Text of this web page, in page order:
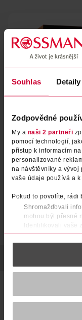
Souhlas Detaily
Zodpovědné
My a naši 2 partneři
pomocí technologií,
přístup k informacím
personalizované
na návštěvníky a vývoj
vaše údaje používá a
Pokud to povolíte, rádi
Shromažďovali
mohou být přesné
Identifikovali vaše
konkrétní
Zjistěte více o tom, jak
části s
K provozu stránek,
médií, analýze
Více najdete v
Děkujeme za
Spalovač tuku Nero,
stravy
GymBeam
DO KOŠÍKU
Obj. č.: 1259094
ProbioTen je
tvořících kolonie).
mikroorganismy,
střevního